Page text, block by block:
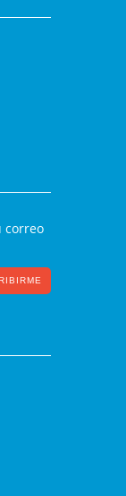
correo